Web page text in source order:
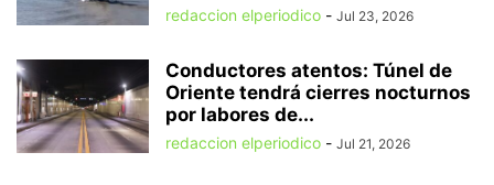
redaccion elperiodico - Jul 23, 2026
Conductores atentos: Túnel de
Oriente tendrá cierres nocturnos
por labores de...
redaccion elperiodico - Jul 21, 2026